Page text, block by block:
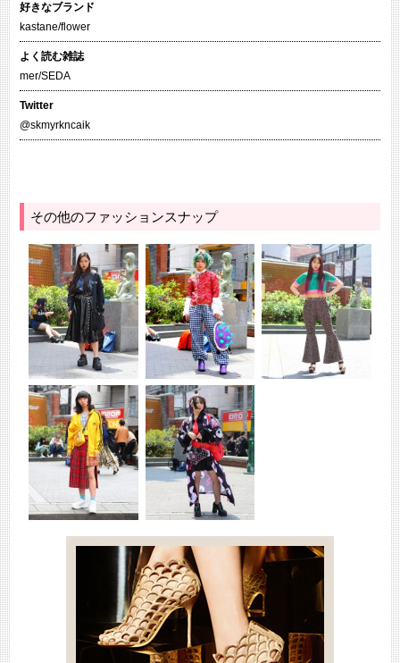
好きなブランド
kastane/flower
よく読む雑誌
mer/SEDA
Twitter
@skmyrkncaik
その他のファッションスナップ